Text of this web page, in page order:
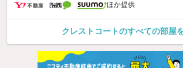
ほか提供
クレストコートのすべての部屋